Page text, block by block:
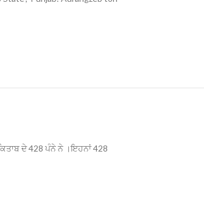
ਦੇ 428 ਪੰਨੇ ਨੇ ।ਇਹਨਾਂ 428